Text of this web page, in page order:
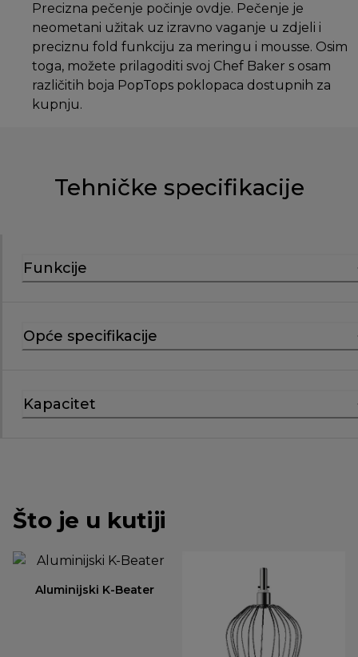
Precizna pečenje počinje ovdje. Pečenje je
neometani užitak uz izravno vaganje u zdjeli i
preciznu fold funkciju za meringu i mousse. Osim
toga, možete prilagoditi svoj Chef Baker s osam
različitih boja PopTops poklopaca dostupnih za
kupnju.
Tehničke specifikacije
Funkcije
Opće specifikacije
Kapacitet
Što je u kutiji
Aluminijski K-Beater